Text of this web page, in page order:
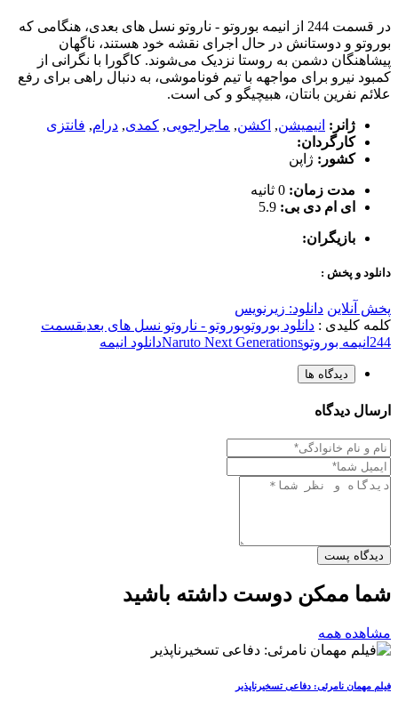
در قسمت 244 از انیمه بوروتو - ناروتو نسل های بعدی، هنگامی که
بوروتو و دوستانش در حال اجرای نقشه خود هستند، ناگهان
پیشاهنگان دشمن به روستا نزدیک می‌شوند. کاگورا با نگرانی از
کمبود نیرو برای مواجهه با تیم فوناموشی، به دنبال راهی برای رفع
علائم نفرین بانتان، هبیچیگو و کی است.
ژانر: انیمیشن, اکشن, ماجراجویی, کمدی, درام, فانتزی
کارگردان:
کشور: ژاپن
مدت زمان: 0 ثانیه
ای ام دی بی: 5.9
بازیگران:
دانلود و پخش :
پخش آنلاین دانلود: زیرنویس
کلمه کلیدی : دانلود بوروتوبوروتو - ناروتو نسل های بعدیقسمت
244 انیمه بوروتوNaruto Next Generationsدانلود انیمه
دیدگاه ها
ارسال دیدگاه
دیدگاه پست
شما ممکن دوست داشته باشید
مشاهده همه
فیلم مهمان نامرئی: دفاعی تسخیرناپذیر